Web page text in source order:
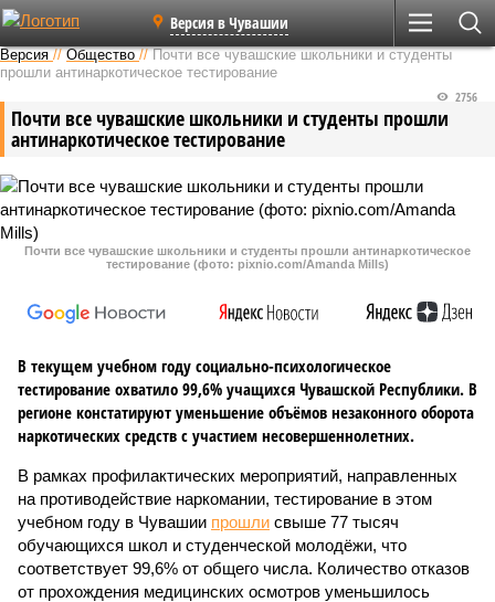
Версия в Чувашии
Версия //Общество //Почти все чувашские школьники и студенты
прошли антинаркотическое тестирование
Почти все чувашские школьники и студенты прошли
антинаркотическое тестирование
2756
Почти все чувашские школьники и студенты прошли антинаркотическое
тестирование (фото: pixnio.com/Amanda Mills)
В текущем учебном году социально-психологическое
тестирование охватило 99,6% учащихся Чувашской Республики. В
регионе констатируют уменьшение объёмов незаконного оборота
наркотических средств с участием несовершеннолетних.
В рамках профилактических мероприятий, направленных
на противодействие наркомании, тестирование в этом
учебном году в Чувашии прошли свыше 77 тысяч
обучающихся школ и студенческой молодёжи, что
соответствует 99,6% от общего числа. Количество отказов
от прохождения медицинских осмотров уменьшилось